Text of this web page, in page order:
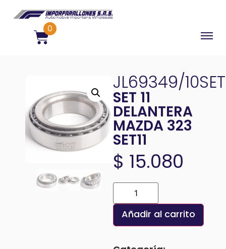
0
JL69349/
SET 11
DELANTERA
MAZDA 323
SET11
$ 15.080
Añadir al carrito